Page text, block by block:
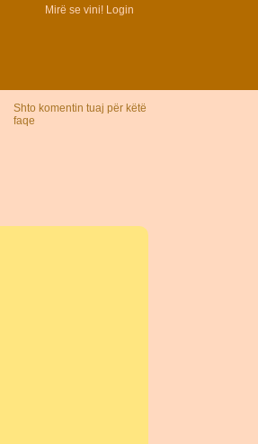
Mirë se vini! Login
Shto komentin tuaj për këtë
faqe